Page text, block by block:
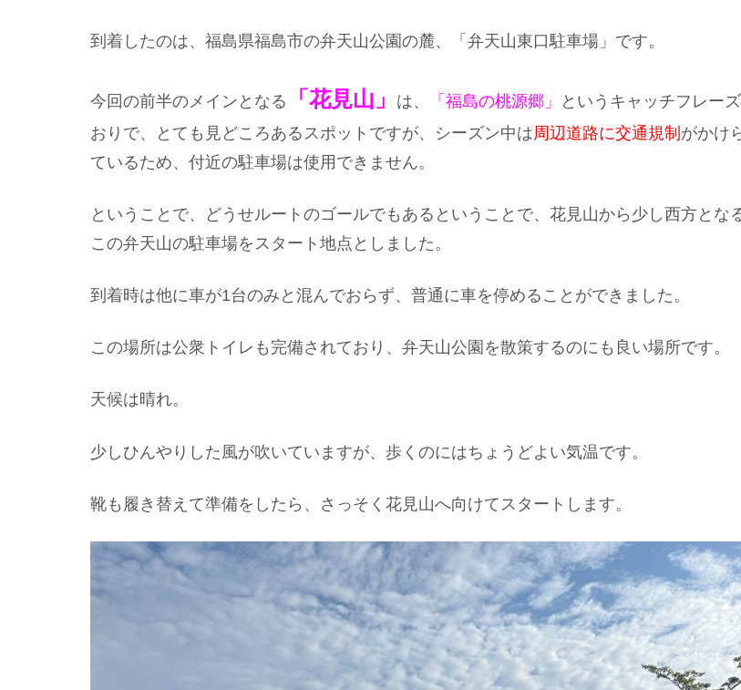
到着したのは、福島県福島市の弁天山公園の麓、「弁天山東口駐車場」です。
今回の前半のメインとなる 「花見山」 は、 「福島の桃源郷」
というキャッチフレー
おりで、とても見どころあるスポットですが、シーズン中は周辺道路に交通規制 がかけ
ているため、付近の駐車場は使用できません。
ということで、どうせルートのゴールでもあるということで、花見山から少し西方となる
この弁天山の駐車場をスタート地点としました。
到着時は他に車が1台のみと混んでおらず、普通に車を停めることができました。
この場所は公衆トイレも完備されており、弁天山公園を散策するのにも良い場所です。
天候は晴れ。
少しひんやりした風が吹いていますが、歩くのにはちょうどよい気温です。
靴も履き替えて準備をしたら、さっそく花見山へ向けてスタートします。